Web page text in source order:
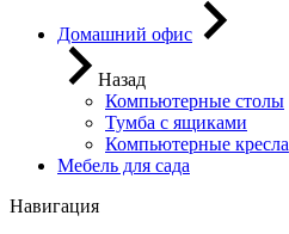
Домашний офис
Назад
Компьютерные столы
Тумба с ящиками
Компьютерные кресла
Мебель для сада
Навигация